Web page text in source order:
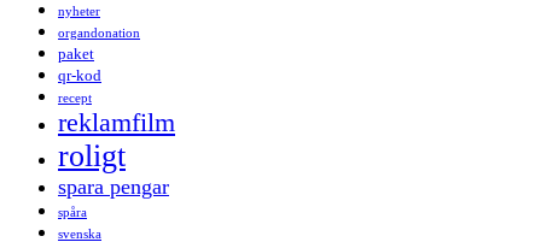
nyheter
organdonation
paket
qr-kod
recept
reklamfilm
roligt
spara pengar
spåra
svenska